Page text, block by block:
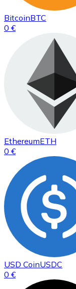
BitcoinBTC
0 €
EthereumETH
0 €
USD CoinUSDC
0 €